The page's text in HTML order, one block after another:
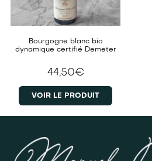
Bourgogne blanc bio
dynamique certifié Demeter
44,50€
VOIR LE PRODUIT